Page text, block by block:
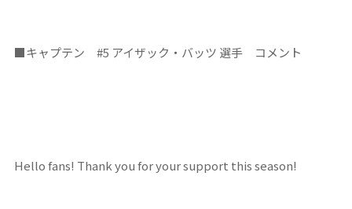
■キャプテン #5 アイザック・バッツ 選手 コメント
Hello fans! Thank you for your support this season!